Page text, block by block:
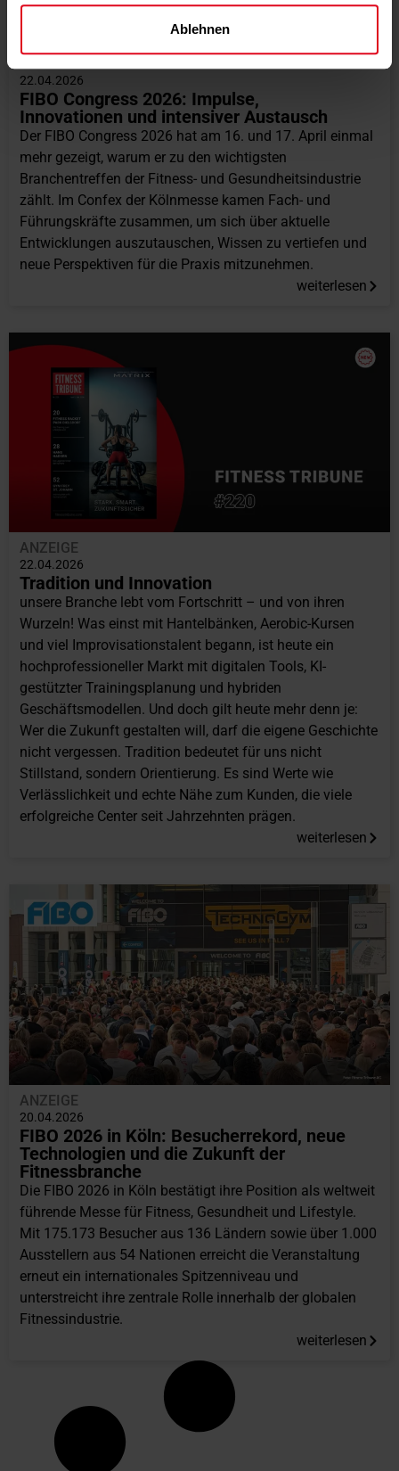
Ablehnen
22.04.2026
FIBO Congress 2026: Impulse,
Innovationen und intensiver Austausch
Der FIBO Congress 2026 hat am 16. und 17. April einmal
mehr gezeigt, warum er zu den wichtigsten
Branchentreffen der Fitness- und Gesundheitsindustrie
zählt. Im Confex der Kölnmesse kamen Fach- und
Führungskräfte zusammen, um sich über aktuelle
Entwicklungen auszutauschen, Wissen zu vertiefen und
neue Perspektiven für die Praxis mitzunehmen.
weiterlesen
ANZEIGE
22.04.2026
Tradition und Innovation
unsere Branche lebt vom Fortschritt – und von ihren
Wurzeln! Was einst mit Hantelbänken, Aerobic-Kursen
und viel Improvisationstalent begann, ist heute ein
hochprofessioneller Markt mit digitalen Tools, KI-
gestützter Trainingsplanung und hybriden
Geschäftsmodellen. Und doch gilt heute mehr denn je:
Wer die Zukunft gestalten will, darf die eigene Geschichte
nicht vergessen. Tradition bedeutet für uns nicht
Stillstand, sondern Orientierung. Es sind Werte wie
Verlässlichkeit und echte Nähe zum Kunden, die viele
erfolgreiche Center seit Jahrzehnten prägen.
weiterlesen
ANZEIGE
20.04.2026
FIBO 2026 in Köln: Besucherrekord, neue
Technologien und die Zukunft der
Fitnessbranche
Die FIBO 2026 in Köln bestätigt ihre Position als weltweit
führende Messe für Fitness, Gesundheit und Lifestyle.
Mit 175.173 Besucher aus 136 Ländern sowie über 1.000
Ausstellern aus 54 Nationen erreicht die Veranstaltung
erneut ein internationales Spitzenniveau und
unterstreicht ihre zentrale Rolle innerhalb der globalen
Fitnessindustrie.
weiterlesen